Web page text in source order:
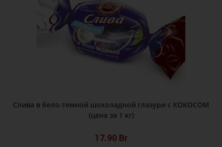
Слива в бело-темной шоколадной глазури с КОКОСОМ
(цена за 1 кг)
17.90 Br